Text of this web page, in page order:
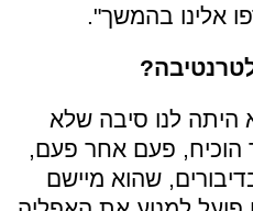
אלינו בהמשך".
היתה לנו סיבה שלא
הוכיח, פעם אחר פעם,
שהוא מיישם